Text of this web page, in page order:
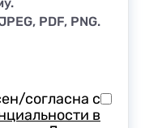
PDF, PNG.
согласна с
в